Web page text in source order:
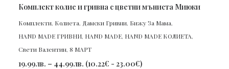
ПОРЪЧАЙ
Комплект колие и гривна с цветни мъниста Миюки
Комплекти, Колиета, Дамски Гривни, Бижу За Мама,
HAND MADE ГРИВНИ, HAND MADE, HAND MADE КОЛИЕТА,
Свети Валентин, 8 МАРТ
19.99лв. – 44.99лв. (10.22€ - 23.00€)